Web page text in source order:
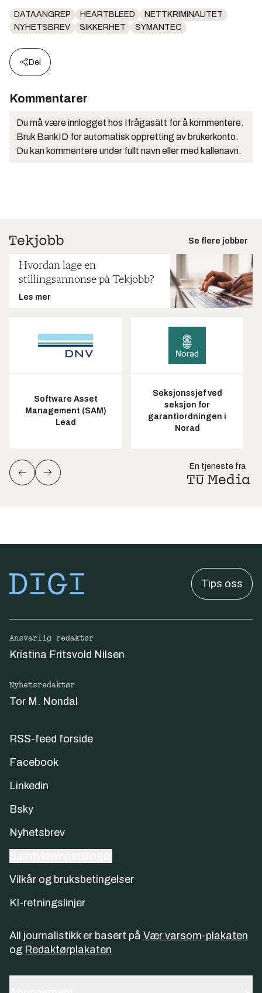
DATAANGREP HEARTBLEED
NETTKRIMINALITET
NYHETSBREV
SIKKERHET SYMANTEC
Del
Kommentarer
Du må være innlogget hos Ifrågasätt for å kommentere.
Bruk BankID for automatisk oppretting av brukerkonto.
Du kan kommentere under fullt navn eller med kallenavn.
Se flere jobber
Hvordan lage en
stillingsannonse på Tekjobb?
Les mer
Software Asset
Management (SAM)
Lead
Seksjonssjef ved
seksjon for
garantiordningen i
Norad
En tjeneste fra
Tips oss
Ansvarlig redaktør
Kristina Fritsvold Nilsen
Nyhetsredaktør
Tor M. Nondal
RSS-feed forside
Facebook
Linkedin
Bsky
Nyhetsbrev
Vilkår og bruksbetingelser
KI-retningslinjer
All journalistikk er basert på Vær varsom-plakaten
og Redaktørplakaten